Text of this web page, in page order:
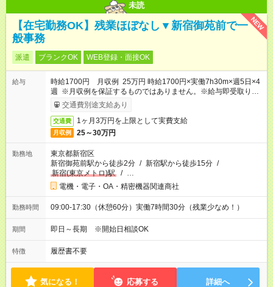
未読
NEW
【在宅勤務OK】残業ほぼなし▼新宿御苑前で一
般事務
派遣 ブランクOK WEB登録・面接OK
給与
時給1700円 月収例 25万円 時給1700円×実働7h30m×週5日×4
週 ※月収例を保証するものではありません。※給与即受取りサ
ービス利用可（利用条件有）
交通費別途支給あり
交通費 1ヶ月3万円を上限として実費支給
月収例 25～30万円
勤務地
東京都新宿区
新宿御苑前駅から徒歩2分 / 新宿駅から徒歩15分 /
新宿(東京メトロ)駅
/ …
電機・電子・OA・精密機器関連商社
勤務時間 09:00-17:30（休憩60分）実働7時間30分（残業少なめ！）
期間 即日～長期 ※開始日相談OK
特徴 履歴書不要
気になる！ 応募する 詳細へ